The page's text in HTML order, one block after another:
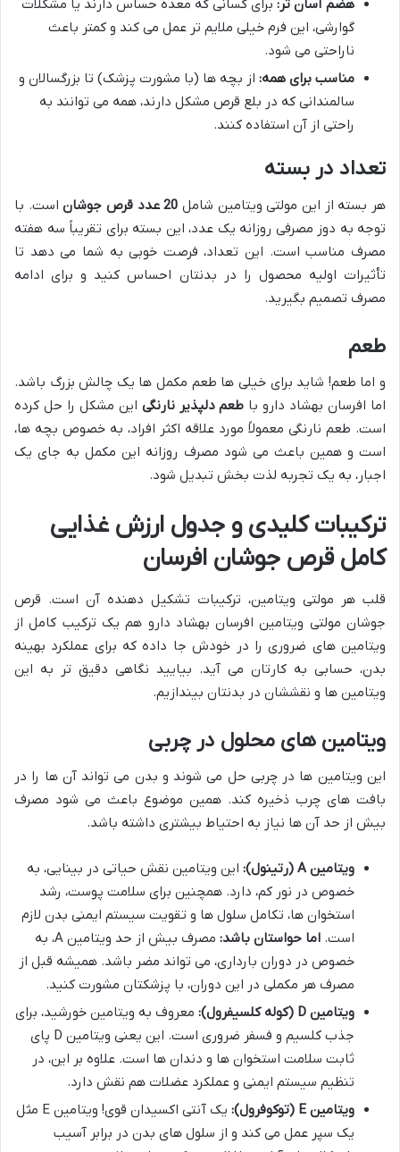
هضم آسان تر: برای کسانی که معده حساس دارند یا مشکلات
گوارشی، این فرم خیلی ملایم تر عمل می کند و کمتر باعث
ناراحتی می شود.
مناسب برای همه: از بچه ها (با مشورت پزشک) تا بزرگسالان و
سالمندانی که در بلع قرص مشکل دارند، همه می توانند به
راحتی از آن استفاده کنند.
تعداد در بسته
هر بسته از این مولتی ویتامین شامل 20 عدد قرص جوشان
است. با
توجه به دوز مصرفی روزانه یک عدد، این بسته برای تقریباً سه هفته
مصرف مناسب است. این تعداد، فرصت خوبی به شما می دهد تا
تأثیرات اولیه محصول را در بدنتان احساس کنید و برای ادامه
مصرف تصمیم بگیرید.
طعم
و اما طعم! شاید برای خیلی ها طعم مکمل ها یک چالش بزرگ باشد.
اما افرسان بهشاد دارو با طعم دلپذیر نارنگی این مشکل را حل کرده
است. طعم نارنگی معمولاً مورد علاقه اکثر افراد، به خصوص بچه ها،
است و همین باعث می شود مصرف روزانه این مکمل به جای یک
اجبار، به یک تجربه لذت بخش تبدیل شود.
ترکیبات کلیدی و جدول ارزش غذایی
کامل قرص جوشان افرسان
قلب هر مولتی ویتامین، ترکیبات تشکیل دهنده آن است. قرص
جوشان مولتی ویتامین افرسان بهشاد دارو هم یک ترکیب کامل از
ویتامین های ضروری را در خودش جا داده که برای عملکرد بهینه
بدن، حسابی به کارتان می آید. بیایید نگاهی دقیق تر به این
ویتامین ها و نقششان در بدنتان بیندازیم.
ویتامین های محلول در چربی
این ویتامین ها در چربی حل می شوند و بدن می تواند آن ها را در
بافت های چرب ذخیره کند. همین موضوع باعث می شود مصرف
بیش از حد آن ها نیاز به احتیاط بیشتری داشته باشد.
ویتامین A (رتینول):
این ویتامین نقش حیاتی در بینایی، به
خصوص در نور کم، دارد. همچنین برای سلامت پوست، رشد
استخوان ها، تکامل سلول ها و تقویت سیستم ایمنی بدن لازم
است. اما حواستان باشد:
مصرف بیش از حد ویتامین A، به
خصوص در دوران بارداری، می تواند مضر باشد. همیشه قبل از
مصرف هر مکملی در این دوران، با پزشکتان مشورت کنید.
ویتامین D (کوله کلسیفرول):
معروف به ویتامین خورشید، برای
جذب کلسیم و فسفر ضروری است. این یعنی ویتامین D پای
ثابت سلامت استخوان ها و دندان ها است. علاوه بر این، در
تنظیم سیستم ایمنی و عملکرد عضلات هم نقش دارد.
ویتامین E (توکوفرول):
یک آنتی اکسیدان قوی! ویتامین E مثل
یک سپر عمل می کند و از سلول های بدن در برابر آسیب